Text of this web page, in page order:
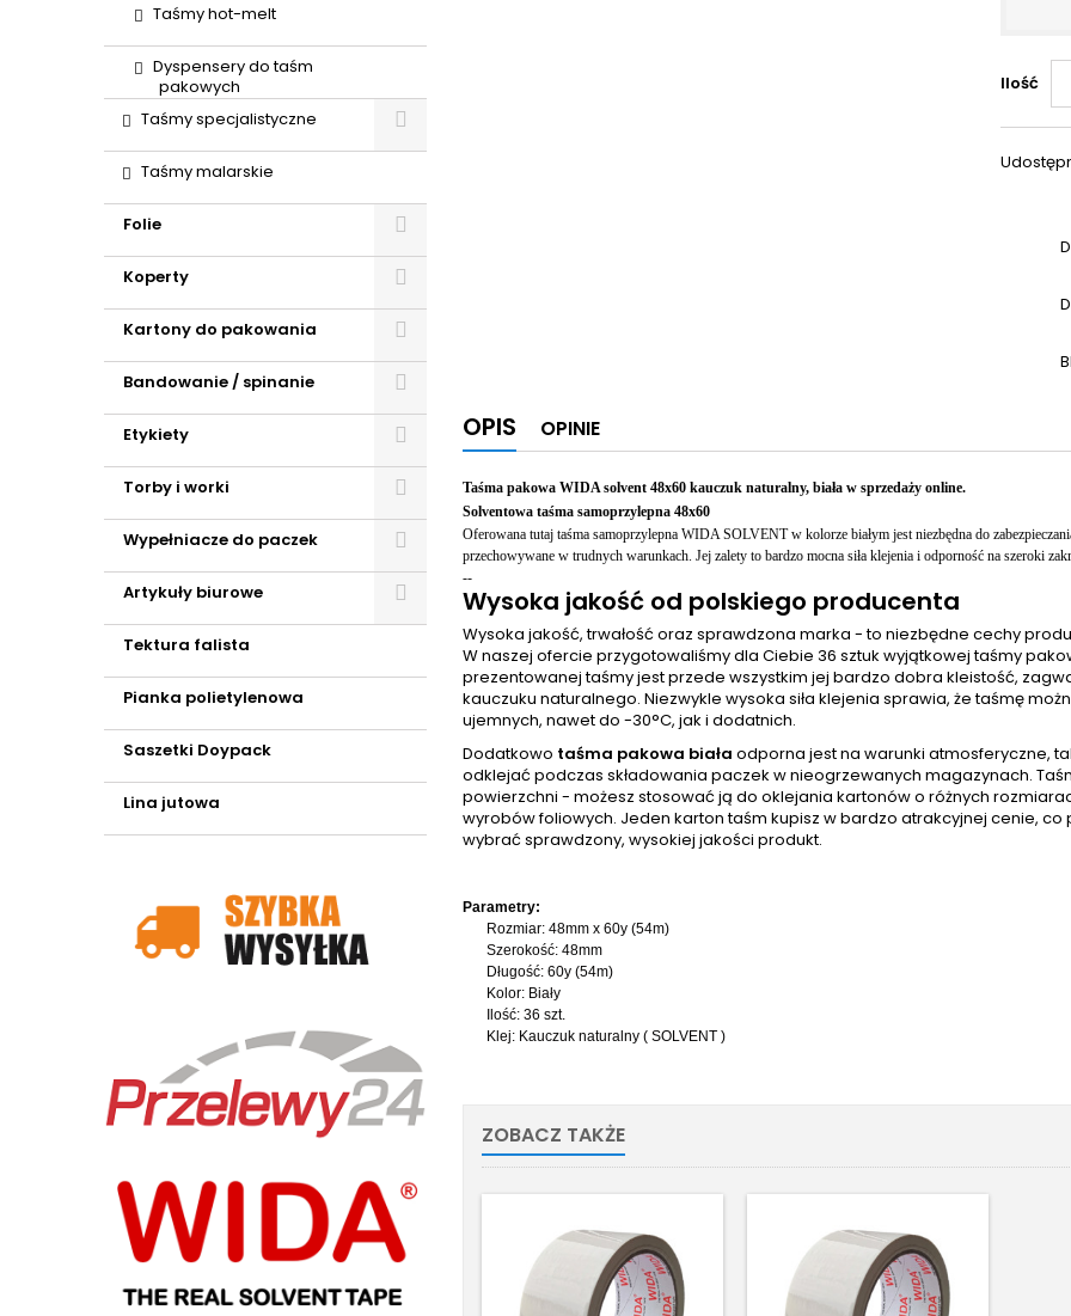
Taśmy hot-melt
Dyspensery do taśm
pakowych
Taśmy specjalistyczne
Taśmy malarskie
Folie
Koperty
Kartony do pakowania
Bandowanie / spinanie
Etykiety
Torby i worki
Wypełniacze do paczek
Artykuły biurowe
Tektura falista
Pianka polietylenowa
Saszetki Doypack
Lina jutowa
Ilość
OPIS OPINIE
Taśma pakowa WIDA solvent 48x60 kauczuk naturalny, biała w sprzedaży online.
Solventowa taśma samoprzylepna 48x60
Oferowana tutaj taśma samoprzylepna WIDA SOLVENT w kolorze białym jest niezbędna do
przechowywane w trudnych warunkach. Jej zalety to bardzo mocna siła klejenia i odporność na szeroki
--
Wysoka jakość od polskiego producenta
Wysoka jakość, trwałość oraz sprawdzona marka - to niezbędne cechy
W naszej ofercie przygotowaliśmy dla Ciebie 36 sztuk wyjątkowej taśmy
prezentowanej taśmy jest przede wszystkim jej bardzo dobra kleistość,
kauczuku naturalnego. Niezwykle wysoka siła klejenia sprawia, że taśmę
ujemnych, nawet do -30°C, jak i dodatnich.
Dodatkowo taśma pakowa biała odporna jest na warunki atmosferyczne,
odklejać podczas składowania paczek w nieogrzewanych magazynach.
powierzchni - możesz stosować ją do oklejania kartonów o różnych
wyrobów foliowych. Jeden karton taśm kupisz w bardzo atrakcyjnej cenie,
wybrać sprawdzony, wysokiej jakości produkt.
Parametry:
Rozmiar: 48mm x 60y (54m)
Szerokość: 48mm
Długość: 60y (54m)
Kolor: Biały
Ilość: 36 szt.
Klej: Kauczuk naturalny ( SOLVENT )
ZOBACZ TAKŻE